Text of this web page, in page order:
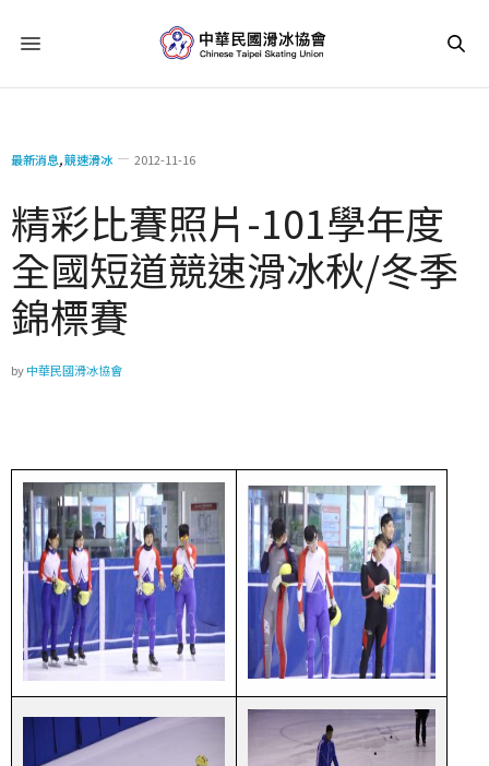
最新消息,競速滑冰 2012-11-16
精彩比賽照片-101學年度
全國短道競速滑冰秋/冬季
錦標賽
by中華民國滑冰協會